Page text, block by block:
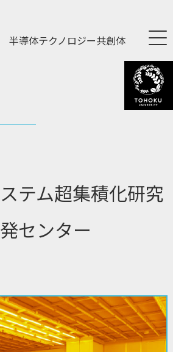
半導体テクノロジー共創体
ステム超集積化研究
発センター